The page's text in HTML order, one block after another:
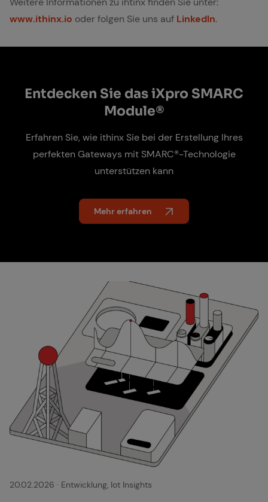
www.ithinx.io oder folgen Sie uns auf LinkedIn.
Ent­de­cken Sie das iX­pro SMARC
Mo­du­le®
Erfahren Sie, wie ithinx Sie bei der Erstellung Ihres
perfekten Gateways mit SMARC®-Technologie
unterstützen kann
Mehr erfahren
20.02.2026 · Entwicklung, Iot Insights